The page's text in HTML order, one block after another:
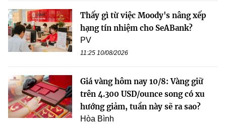
Thấy gì từ việc Moody's nâng xếp
hạng tín nhiệm cho SeABank?
PV
11:25 10/08/2026
Giá vàng hôm nay 10/8: Vàng giữ
trên 4.300 USD/ounce song có xu
hướng giảm, tuần này sẽ ra sao?
Hòa Bình